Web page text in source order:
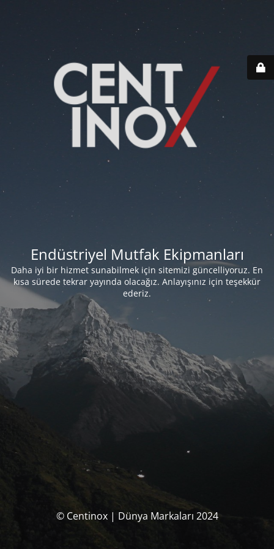
Endüstriyel Mutfak Ekipmanları
Daha iyi bir hizmet sunabilmek için sitemizi güncelliyoruz. En
kısa sürede tekrar yayında olacağız. Anlayışınız için teşekkür
ederiz.
© Centinox | Dünya Markaları 2024